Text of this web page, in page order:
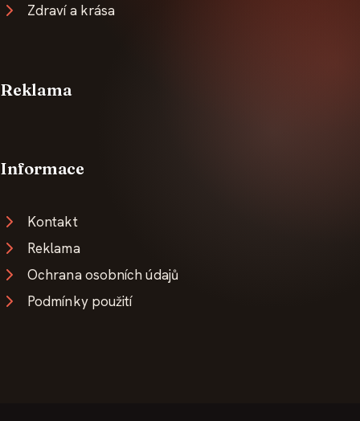
Zdraví a krása
Reklama
Informace
Kontakt
Reklama
Ochrana osobních údajů
Podmínky použití